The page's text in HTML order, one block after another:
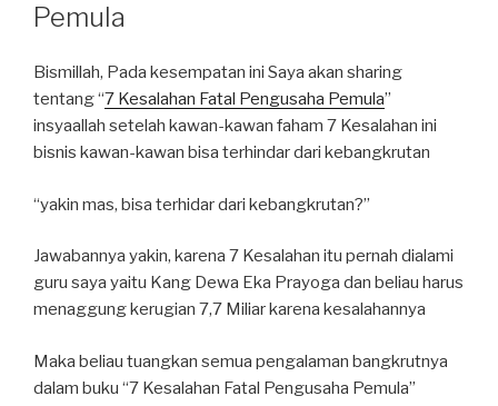
Pemula
Bismillah, Pada kesempatan ini Saya akan sharing
tentang “7 Kesalahan Fatal Pengusaha Pemula”
insyaallah setelah kawan-kawan faham 7 Kesalahan ini
bisnis kawan-kawan bisa terhindar dari kebangkrutan
“yakin mas, bisa terhidar dari kebangkrutan?”
Jawabannya yakin, karena 7 Kesalahan itu pernah dialami
guru saya yaitu Kang Dewa Eka Prayoga dan beliau harus
menaggung kerugian 7,7 Miliar karena kesalahannya
Maka beliau tuangkan semua pengalaman bangkrutnya
dalam buku “7 Kesalahan Fatal Pengusaha Pemula”